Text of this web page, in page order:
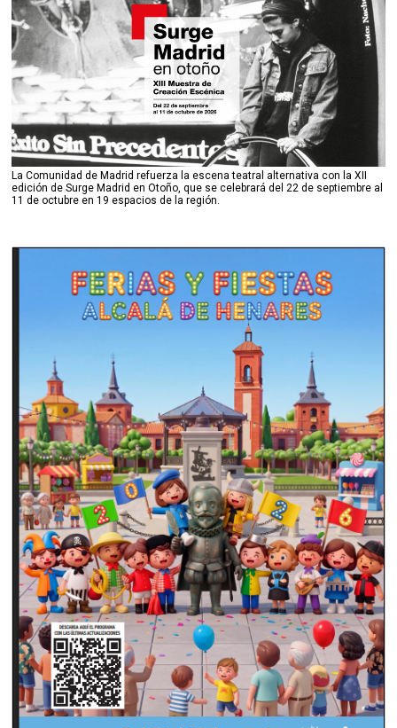
La Comunidad de Madrid refuerza la escena teatral alternativa con la XII
edición de Surge Madrid en Otoño, que se celebrará del 22 de septiembre al
11 de octubre en 19 espacios de la región.